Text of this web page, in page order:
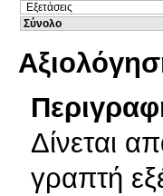
Εξετάσεις
Σύνολο
Δίνεται
γραπτή